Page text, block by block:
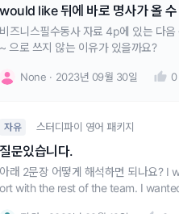
would like 뒤에 바로 명사가 올 수
비즈니스필수동사 자료 4p에 있는 다
~ 으로 쓰지 않는 이유가 있을까요?
None 2023년 09월 30일 0
자유 스터디파이 영어 패키지
질문있습니다.
아래 2문장 어떻게 해석하면 되나요
ort with the rest of the team. I